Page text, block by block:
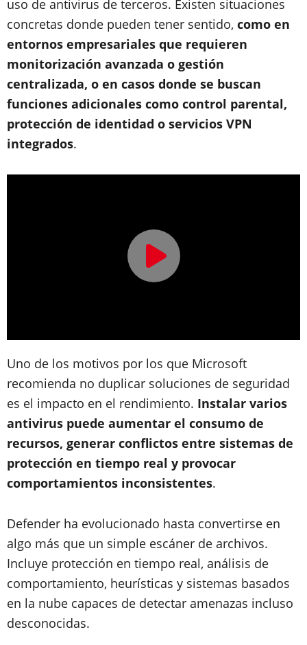
uso de antivirus de terceros. Existen situaciones
concretas donde pueden tener sentido, como en
entornos empresariales que requieren
monitorización avanzada o gestión
centralizada, o en casos donde se buscan
funciones adicionales como control parental,
protección de identidad o servicios VPN
integrados.
Uno de los motivos por los que Microsoft
recomienda no duplicar soluciones de seguridad
es el impacto en el rendimiento. Instalar varios
antivirus puede aumentar el consumo de
recursos, generar conflictos entre sistemas de
protección en tiempo real y provocar
comportamientos inconsistentes.
Defender ha evolucionado hasta convertirse en
algo más que un simple escáner de archivos.
Incluye protección en tiempo real, análisis de
comportamiento, heurísticas y sistemas basados
en la nube capaces de detectar amenazas incluso
desconocidas.